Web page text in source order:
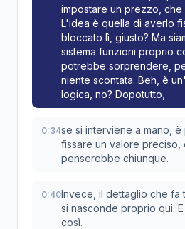
impostare un prezzo, che
L'idea è quella di averlo
bloccato lì, giusto? Ma
sistema funzioni proprio
potrebbe sorprendere,
niente scontata. Beh, è
logica, no? Dopotutto,
0:34se si interviene a mano,
fissare un valore preciso,
penserebbe chiunque.
0:40Invece, il dettaglio che fa
si nasconde proprio qui.
così.